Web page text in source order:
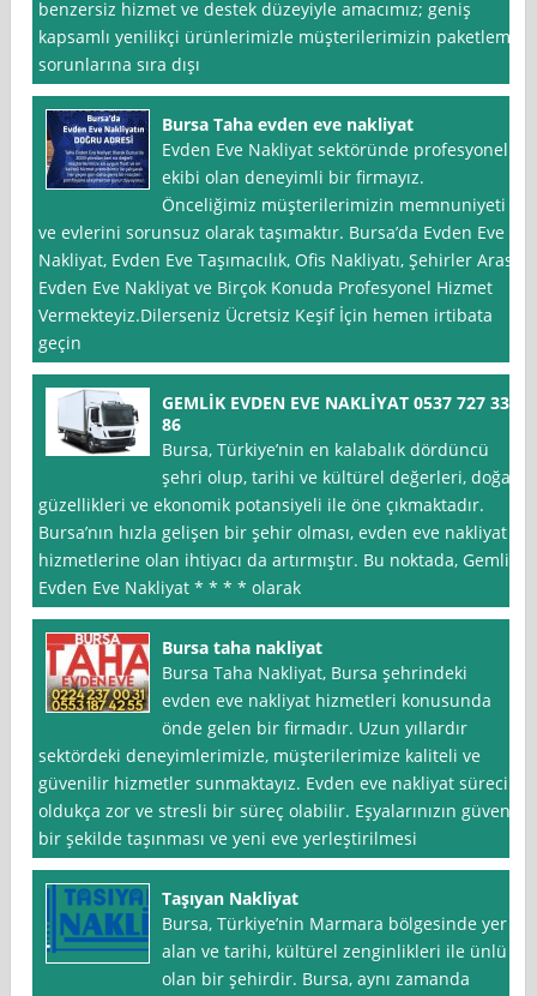
benzersiz hizmet ve destek düzeyiyle amacımız; geniş
kapsamlı yenilikçi ürünlerimizle müşterilerimizin paketleme
sorunlarına sıra dışı
Bursa Taha evden eve nakliyat
Evden Eve Nakliyat sektöründe profesyonel
ekibi olan deneyimli bir firmayız.
Önceliğimiz müşterilerimizin memnuniyeti
ve evlerini sorunsuz olarak taşımaktır. Bursa’da Evden Eve
Nakliyat, Evden Eve Taşımacılık, Ofis Nakliyatı, Şehirler Arası
Evden Eve Nakliyat ve Birçok Konuda Profesyonel Hizmet
Vermekteyiz.Dilerseniz Ücretsiz Keşif İçin hemen irtibata
geçin
GEMLİK EVDEN EVE NAKLİYAT 0537 727 33
86
Bursa, Türkiye’nin en kalabalık dördüncü
şehri olup, tarihi ve kültürel değerleri, doğal
güzellikleri ve ekonomik potansiyeli ile öne çıkmaktadır.
Bursa’nın hızla gelişen bir şehir olması, evden eve nakliyat
hizmetlerine olan ihtiyacı da artırmıştır. Bu noktada, Gemlik
Evden Eve Nakliyat * * * * olarak
Bursa taha nakliyat
Bursa Taha Nakliyat, Bursa şehrindeki
evden eve nakliyat hizmetleri konusunda
önde gelen bir firmadır. Uzun yıllardır
sektördeki deneyimlerimizle, müşterilerimize kaliteli ve
güvenilir hizmetler sunmaktayız. Evden eve nakliyat süreci
oldukça zor ve stresli bir süreç olabilir. Eşyalarınızın güvenli
bir şekilde taşınması ve yeni eve yerleştirilmesi
Taşıyan Nakliyat
Bursa, Türkiye’nin Marmara bölgesinde yer
alan ve tarihi, kültürel zenginlikleri ile ünlü
olan bir şehirdir. Bursa, aynı zamanda